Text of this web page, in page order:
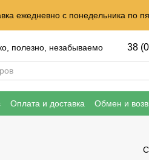
ежедневно с понедельника по
полезно, незабываемо 38
Оплата и доставка Обмен и